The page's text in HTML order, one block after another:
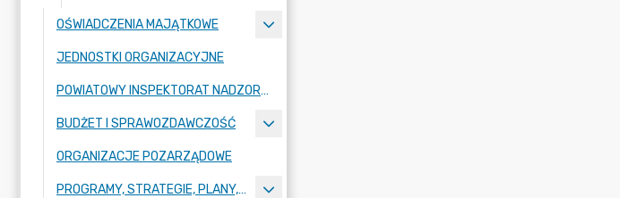
OŚWIADCZENIA MAJĄTKOWE
JEDNOSTKI ORGANIZACYJNE
POWIATOWY INSPEKTORAT NADZORU BUDOWLANEGO
BUDŻET I SPRAWOZDAWCZOŚĆ
ORGANIZACJE POZARZĄDOWE
PROGRAMY, STRATEGIE, PLANY, RAPORTY